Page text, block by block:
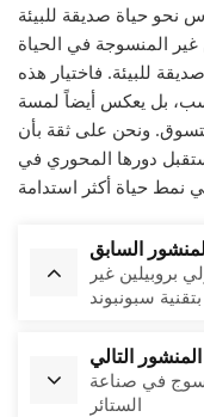
غير المنسوجة في الحياة
للبيئة. فاختيار هذه
بل يعكس أيضاً لمسة
ونحن على ثقة بأن
دورها المحوري في
السابق
بروبيلين غير
سبونبوند
المنشور التالي
في صناعة
الستائر